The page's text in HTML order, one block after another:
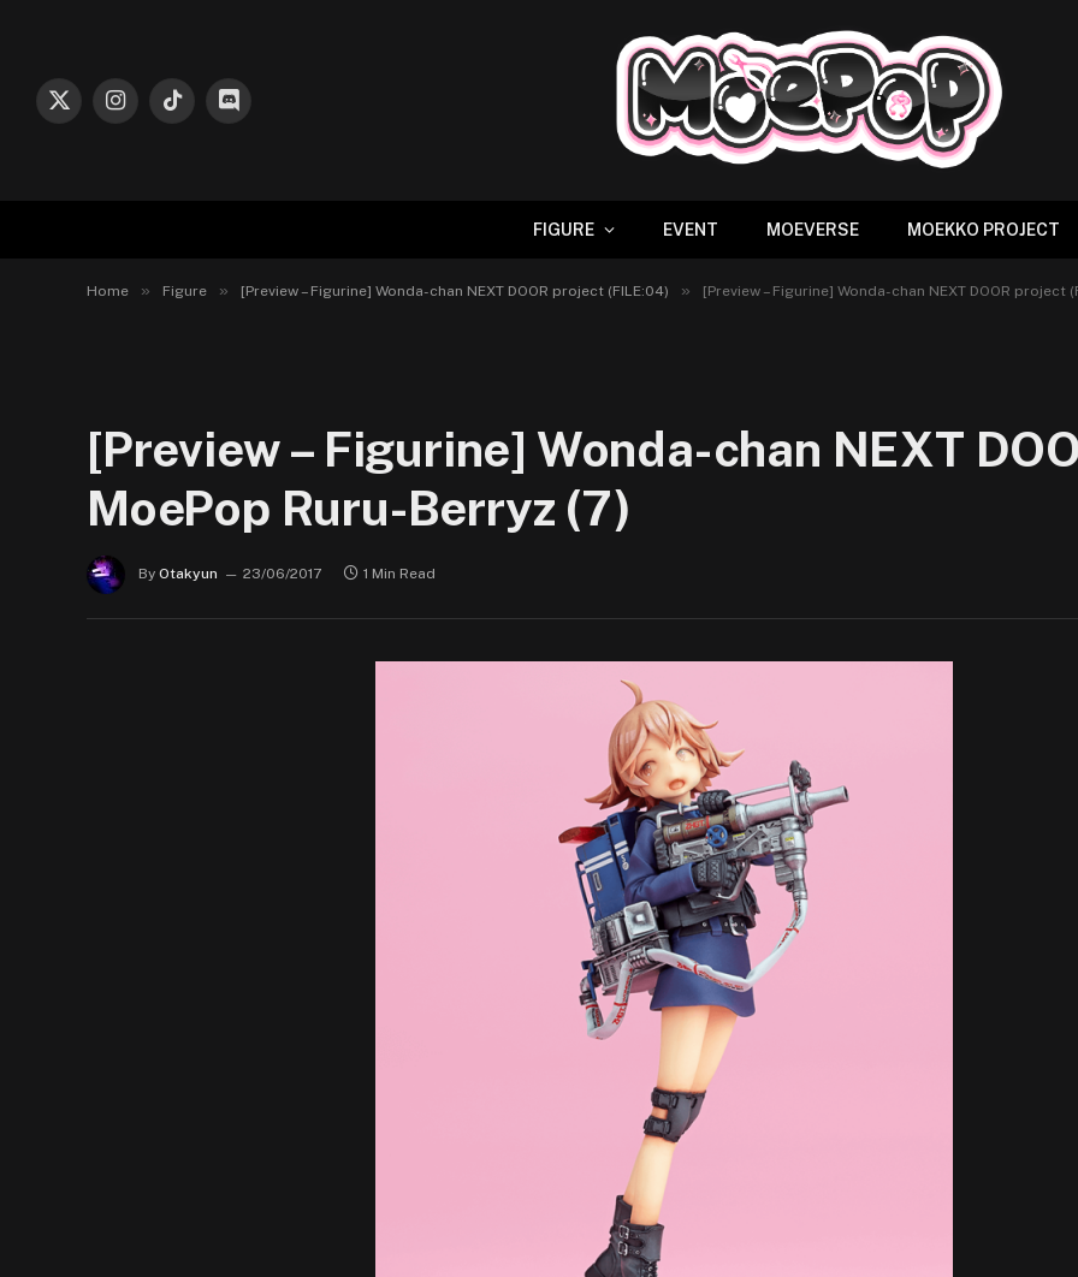
X
InstagramTikTokDiscord
FIGURE EVENT MOEVERSE MOEKKO PROJECT
Home » Figure » [Preview – Figurine] Wonda-chan NEXT DOOR project (FILE:04) » [Preview – Figurine] Wonda-chan NEXT DOOR project
[Preview – Figurine] Wonda-chan NEXT
MoePop Ruru-Berryz (7)
By Otakyun 23/06/2017 1 Min Read